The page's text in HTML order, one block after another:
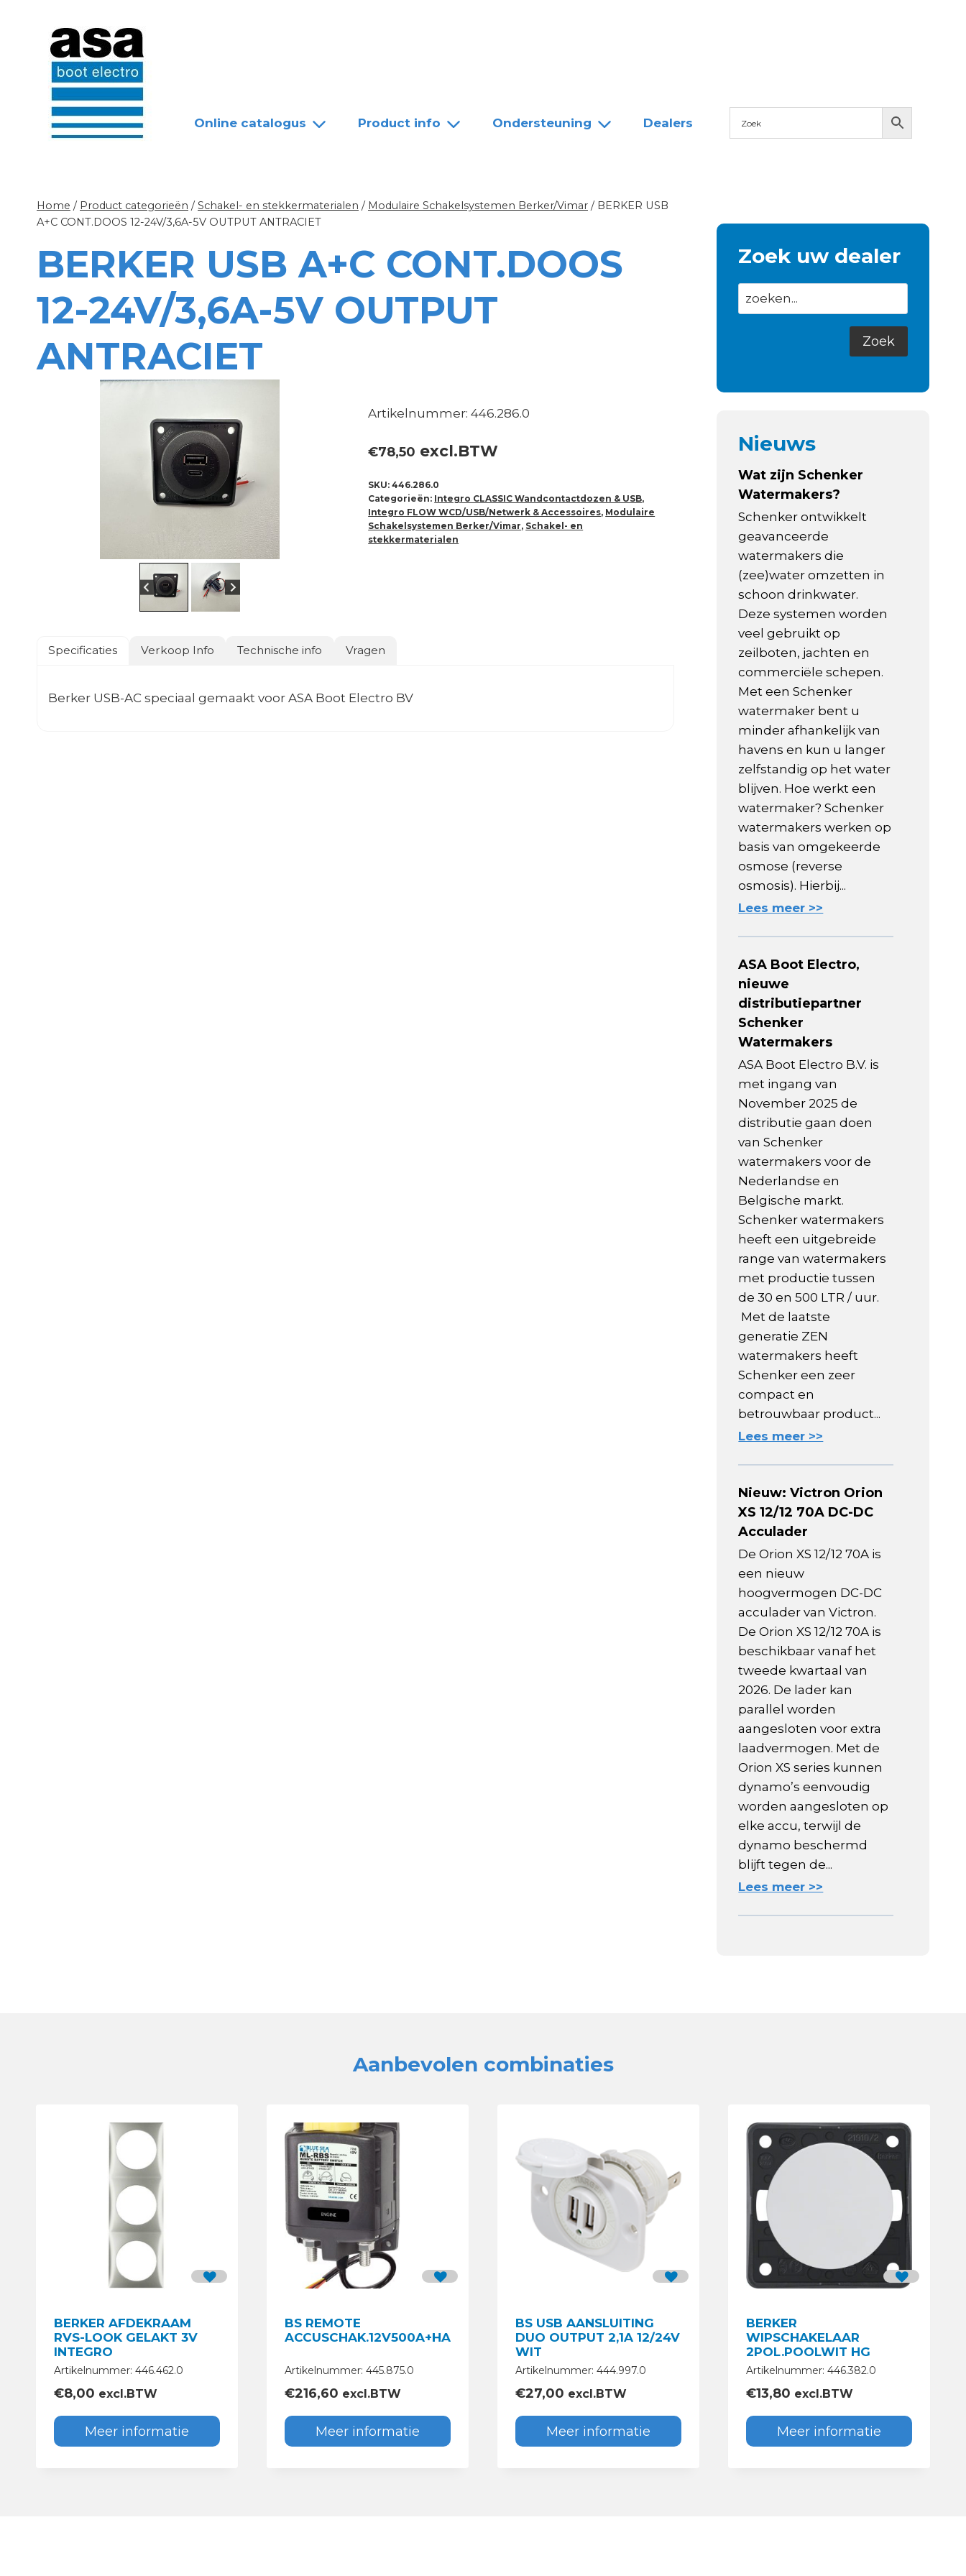
Online catalogus Product info Ondersteuning Dealers
Home / Product categorieën / Schakel- en stekkermaterialen / Modulaire Schakelsystemen Berker/Vimar / BERKER USB
A+C CONT.DOOS 12-24V/3,6A-5V OUTPUT ANTRACIET
BERKER USB A+C CONT.DOOS
12-24V/3,6A-5V OUTPUT
ANTRACIET
Artikelnummer: 446.286.0
€78,50 excl.BTW
SKU:446.286.0
Categorieën: Integro CLASSIC Wandcontactdozen & USB,
Integro FLOW WCD/USB/Netwerk & Accessoires, Modulaire
Schakelsystemen Berker/Vimar, Schakel- en
stekkermaterialen
Specificaties Verkoop Info Technische info Vragen
Berker USB-AC speciaal gemaakt voor ASA Boot Electro BV
Zoek uw dealer
Nieuws
Wat zijn Schenker
Watermakers?
Schenker ontwikkelt
geavanceerde
watermakers die
(zee)water omzetten in
schoon drinkwater.
Deze systemen worden
veel gebruikt op
zeilboten, jachten en
commerciële schepen.
Met een Schenker
watermaker bent u
minder afhankelijk van
havens en kun u langer
zelfstandig op het water
blijven. Hoe werkt een
watermaker? Schenker
watermakers werken op
basis van omgekeerde
osmose (reverse
osmosis). Hierbij...
Lees meer >>
ASA Boot Electro,
nieuwe
distributiepartner
Schenker
Watermakers
ASA Boot Electro B.V. is
met ingang van
November 2025 de
distributie gaan doen
van Schenker
watermakers voor de
Nederlandse en
Belgische markt.
Schenker watermakers
heeft een uitgebreide
range van watermakers
met productie tussen
de 30 en 500 LTR / uur.
Met de laatste
generatie ZEN
watermakers heeft
Schenker een zeer
compact en
betrouwbaar product...
Lees meer >>
Nieuw: Victron Orion
XS 12/12 70A DC-DC
Acculader
De Orion XS 12/12 70A is
een nieuw
hoogvermogen DC-DC
acculader van Victron.
De Orion XS 12/12 70A is
beschikbaar vanaf het
tweede kwartaal van
2026. De lader kan
parallel worden
aangesloten voor extra
laadvermogen. Met de
Orion XS series kunnen
dynamo’s eenvoudig
worden aangesloten op
elke accu, terwijl de
dynamo beschermd
blijft tegen de...
Lees meer >>
Aanbevolen combinaties
BERKER AFDEKRAAM
RVS-LOOK GELAKT 3V
INTEGRO
Artikelnummer: 446.462.0
€8,00 excl.BTW
Meer informatie
BS REMOTE
ACCUSCHAK.12V500A+HANDB.
Artikelnummer: 445.875.0
€216,60 excl.BTW
Meer informatie
BS USB AANSLUITING
DUO OUTPUT 2,1A 12/24V
WIT
Artikelnummer: 444.997.0
€27,00 excl.BTW
Meer informatie
BERKER
WIPSCHAKELAAR
2POL.POOLWIT HG
Artikelnummer: 446.382.0
€13,80 excl.BTW
Meer informatie